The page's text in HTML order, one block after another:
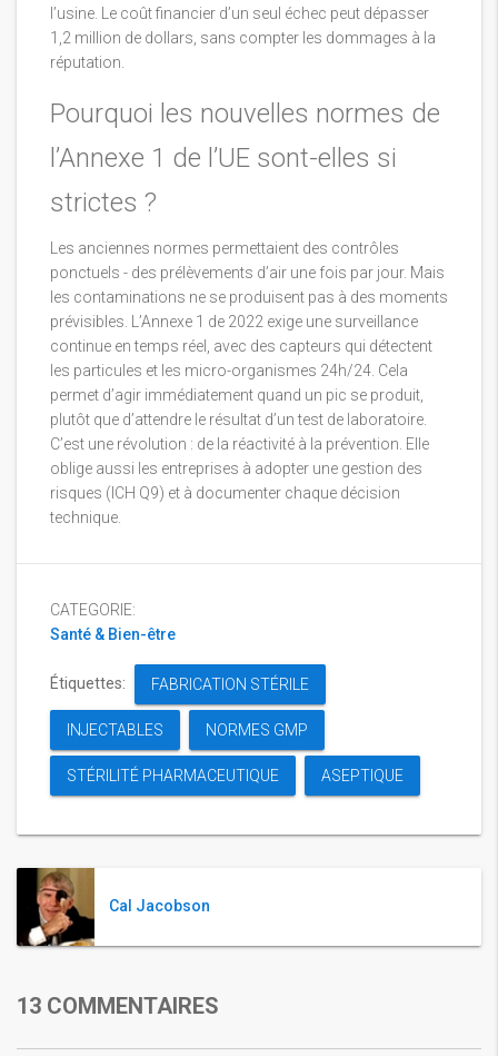
l’usine. Le coût financier d’un seul échec peut dépasser
1,2 million de dollars, sans compter les dommages à la
réputation.
Pourquoi les nouvelles normes de
l’Annexe 1 de l’UE sont-elles si
strictes ?
Les anciennes normes permettaient des contrôles
ponctuels - des prélèvements d’air une fois par jour. Mais
les contaminations ne se produisent pas à des moments
prévisibles. L’Annexe 1 de 2022 exige une surveillance
continue en temps réel, avec des capteurs qui détectent
les particules et les micro-organismes 24h/24. Cela
permet d’agir immédiatement quand un pic se produit,
plutôt que d’attendre le résultat d’un test de laboratoire.
C’est une révolution : de la réactivité à la prévention. Elle
oblige aussi les entreprises à adopter une gestion des
risques (ICH Q9) et à documenter chaque décision
technique.
CATEGORIE:
Santé & Bien-être
Étiquettes: FABRICATION STÉRILE
INJECTABLES NORMES GMP
STÉRILITÉ PHARMACEUTIQUE ASEPTIQUE
Cal Jacobson
13 COMMENTAIRES